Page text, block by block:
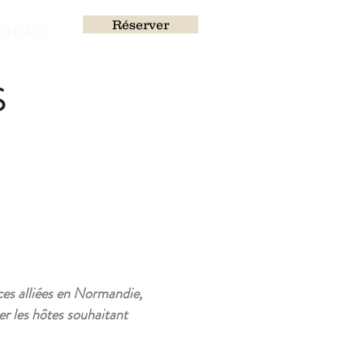
Réserver
alliées en Normandie,
les hôtes souhaitant